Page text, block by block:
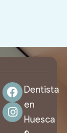
Dentista
en
Huesca